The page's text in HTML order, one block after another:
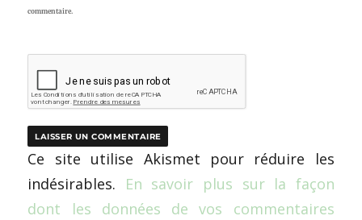
commentaire.
Ce site utilise Akismet pour réduire les
indésirables. En savoir plus sur la façon
dont les données de vos commentaires